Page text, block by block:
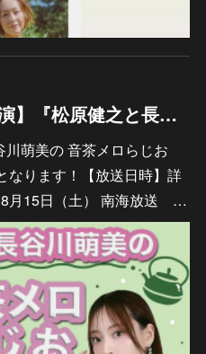
8/15～8/26【ラジオ出演】『松原健之と長谷川萌美の 音茶メロらじお♪』
川萌美の 音茶メロらじお
なります！【放送日時】詳
月15日（土） 南海放送 …